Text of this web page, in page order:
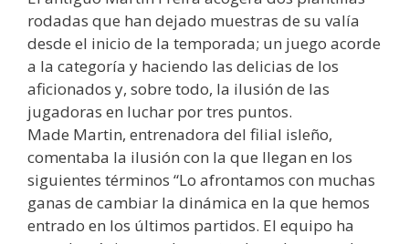
rodadas que han dejado muestras de su valía
desde el inicio de la temporada; un juego acorde
a la categoría y haciendo las delicias de los
aficionados y, sobre todo, la ilusión de las
jugadoras en luchar por tres puntos.
Made Martin, entrenadora del filial isleño,
comentaba la ilusión con la que llegan en los
siguientes términos “Lo afrontamos con muchas
ganas de cambiar la dinámica en la que hemos
entrado en los últimos partidos. El equipo ha